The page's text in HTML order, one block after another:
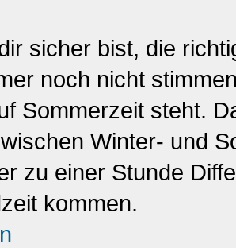
sicher bist, die
noch nicht
Sommerzeit steht.
Winter- und
zu einer Stunde
kommen.